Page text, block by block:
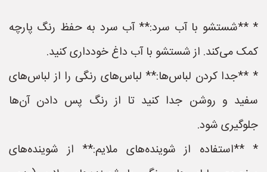
* **شستشو با آب سرد:** آب سرد به حفظ رنگ پارچه
کمک می‌کند. از شستشو با آب داغ خودداری کنید.
* **جدا کردن لباس‌ها:** لباس‌های رنگی را از لباس‌های
سفید و روشن جدا کنید تا از رنگ پس دادن آن‌ها
جلوگیری شود.
* **استفاده از شوینده‌های ملایم:** از شوینده‌های